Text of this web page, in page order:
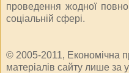
проведення жодної
соціальній сфері.
© 2005-2011, Економічна
матеріалів сайту лише за